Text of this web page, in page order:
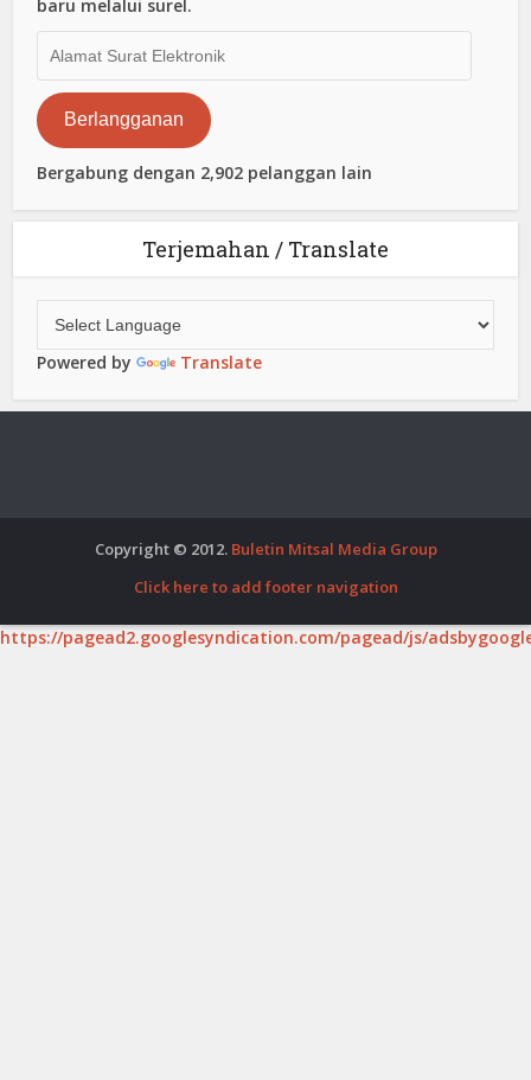
baru melalui surel.
Surat
Elektronik
Berlangganan
Bergabung dengan 2,902 pelanggan lain
Terjemahan / Translate
Powered by Translate
Copyright © 2012. Buletin Mitsal Media Group
Click here to add footer navigation
https://pagead2.googlesyndication.com/pagead/js/